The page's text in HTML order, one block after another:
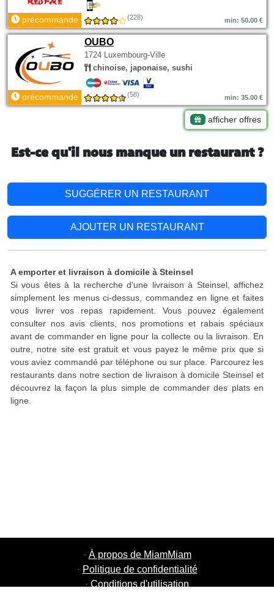
précommande (228) min: 50.00 €
OUBO
1724 Luxembourg-Ville
chinoise, japonaise, sushi
précommande (58) min: 35.00 €
afficher offres
Est-ce qu'il nous manque un restaurant ?
SUGGÉRER UN RESTAURANT
AJOUTER UN RESTAURANT
A emporter et livraison à domicile à Steinsel
Si vous êtes à la recherche d'une livraison à Steinsel, affichez
simplement les menus ci-dessus, commandez en ligne et faites
vous livrer vos repas rapidement. Vous pouvez également
consulter nos avis clients, nos promotions et rabais spéciaux
avant de commander en ligne pour la collecte ou la livraison. En
outre, notre site est gratuit et vous payez le même prix que si
vous aviez commandé par téléphone ou sur place. Parcourez les
restaurants dans notre section de livraison à domicile Steinsel et
découvrez la façon la plus simple de commander des plats en
ligne.
· À propos de MiamMiam
· Politique de confidentialité
· Conditions d'utilisation